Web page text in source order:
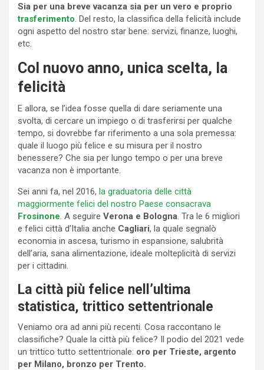
Sia per una breve vacanza sia per un vero e proprio
trasferimento . Del resto, la classifica della felicità include
ogni aspetto del nostro star bene: servizi, finanze, luoghi,
etc.
Col nuovo anno, unica scelta, la
felicità
E allora, se l’idea fosse quella di dare seriamente una
svolta, di cercare un impiego o di trasferirsi per qualche
tempo, si dovrebbe far riferimento a una sola premessa:
quale il luogo più felice e su misura per il nostro
benessere? Che sia per lungo tempo o per una breve
vacanza non è importante.
Sei anni fa, nel 2016, la graduatoria delle città
maggiormente felici del nostro Paese consacrava
Frosinone . A seguire Verona e Bologna . Tra le 6 migliori
e felici città d’Italia anche Cagliari, la quale segnalò
economia in ascesa, turismo in espansione, salubrità
dell’aria, sana alimentazione, ideale molteplicità di servizi
per i cittadini.
La città più felice nell’ultima
statistica, trittico settentrionale
Veniamo ora ad anni più recenti. Cosa raccontano le
classifiche? Quale la città più felice? Il podio del 2021 vede
un trittico tutto settentrionale: oro per Trieste, argento
per Milano, bronzo per Trento.